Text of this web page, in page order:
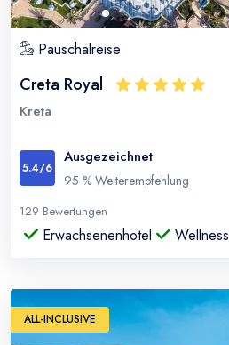
Pauschalreise
Creta Royal
Kreta
5.4/6
Ausgezeichnet
95 % Weiterempfehlung
129 Bewertungen
Erwachsenenhotel Wellness
ALL-INCLUSIVE